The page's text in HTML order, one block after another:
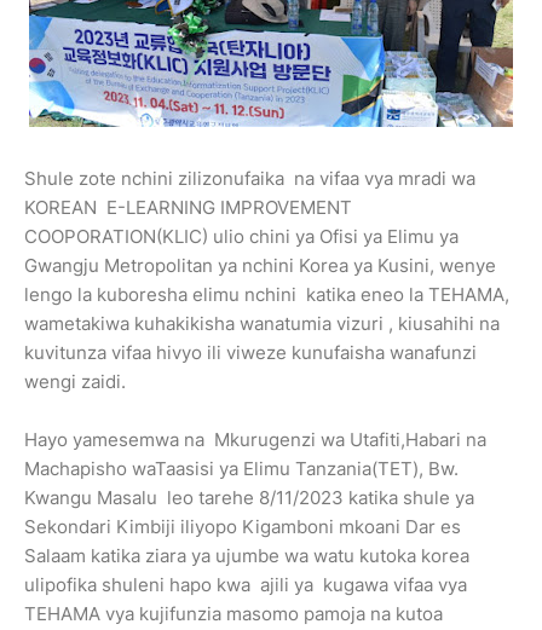
Shule zote nchini zilizonufaika na vifaa vya mradi wa
KOREAN E-LEARNING IMPROVEMENT
COOPORATION(KLIC) ulio chini ya Ofisi ya Elimu ya
Gwangju Metropolitan ya nchini Korea ya Kusini, wenye
lengo la kuboresha elimu nchini katika eneo la TEHAMA,
wametakiwa kuhakikisha wanatumia vizuri , kiusahihi na
kuvitunza vifaa hivyo ili viweze kunufaisha wanafunzi
wengi zaidi.
Hayo yamesemwa na Mkurugenzi wa Utafiti,Habari na
Machapisho waTaasisi ya Elimu Tanzania(TET), Bw.
Kwangu Masalu leo tarehe 8/11/2023 katika shule ya
Sekondari Kimbiji iliyopo Kigamboni mkoani Dar es
Salaam katika ziara ya ujumbe wa watu kutoka korea
ulipofika shuleni hapo kwa ajili ya kugawa vifaa vya
TEHAMA vya kujifunzia masomo pamoja na kutoa